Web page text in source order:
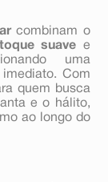
combinam o
toque suave e
uma
Com
quem busca
e o hálito,
ao longo do